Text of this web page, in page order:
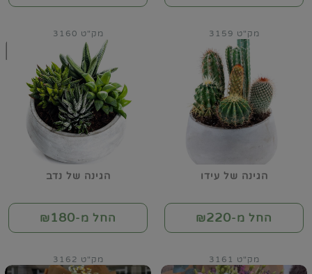
הגינה של עידו
מק"ט 3159
החל מ-₪220
הגינה של נדב
מק"ט 3160
החל מ-₪180
מק"ט 3161 מק"ט 3162